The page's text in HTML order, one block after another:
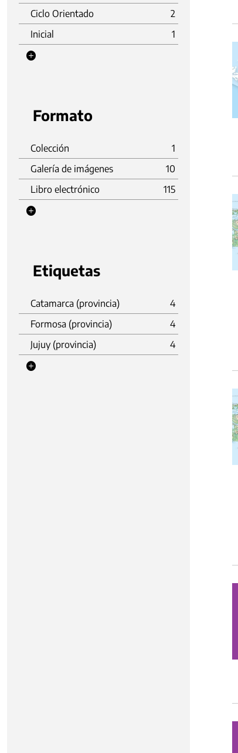
Ciclo Orientado
2
Inicial
1
Formato
Colección
1
Galería de imágenes
10
Libro electrónico
115
Etiquetas
Catamarca (provincia)
4
Formosa (provincia)
4
Jujuy (provincia)
4